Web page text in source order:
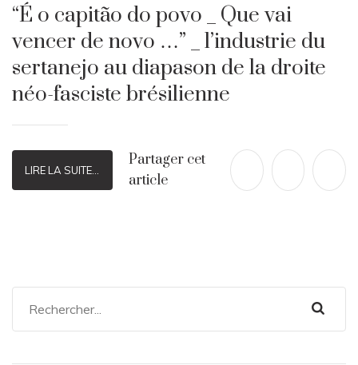
“É o capitão do povo _ Que vai
vencer de novo …” _ l’industrie du
sertanejo au diapason de la droite
néo-fasciste brésilienne
LIRE LA SUITE...
Partager cet
article